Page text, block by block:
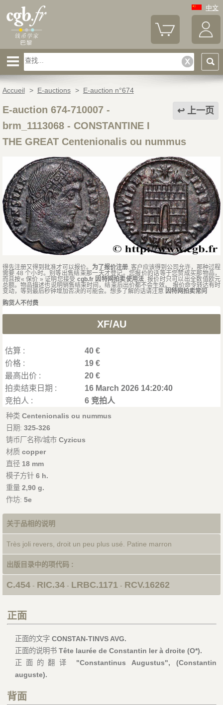
中文
Accueil > E-auctions > E-auction n°674
上一页
E-auction 674-710007 -
brm_1113068- CONSTANTINE I
THE GREAT Centenionalis ou nummus
得先注册又得到批准才可以报价。 为了报价注册. 客户应该得到公司允许，那种过程
需要 48 个小时。别等出售结束那一天才登记。您报价的话等于您赞成买那物品，
而且按« 保价 » 证明您接受 cgb.fr 因特网拍卖使用法. 报价时只可以出全数值欧元
总额。物品描述也说明销售结束时间，结束后出价都不会生效。 报价命令转达有时
变动，等到最后秒钟增加否决的可能会。想多了解的话请注意 因特网拍卖常问
购货人不付费
XF/AU
估算 :
40 €
价格 :
19 €
最高出价 :
20 €
拍卖结束日期 :
16 March 2026 14:20:40
竞拍人 :
6 竞拍人
种类 Centenionalis ou nummus
日期: 325-326
铸币厂名称/城市 Cyzicus
材质 copper
直径 18 mm
模子方针 6 h.
重量 2,90 g.
作坊: 5e
关于品相的说明
Très joli revers, droit un peu plus usé. Patine marron
出版目录中的项代码 :
C.454- RIC.34- LRBC.1171- RCV.16262
正面
正面的文字 CONSTAN-TINVS AVG.
正面的说明书 Tête laurée de Constantin Ier à droite (O*).
正面的翻译 "Constantinus Augustus", (Constantin
auguste).
背面